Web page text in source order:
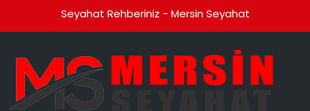
Seyahat Rehberiniz - Mersin Seyahat